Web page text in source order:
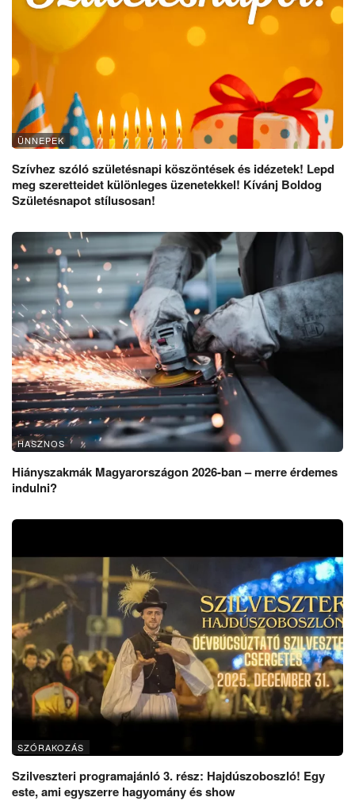
ÜNNEPEK
Szívhez szóló születésnapi köszöntések és idézetek! Lepd
meg szeretteidet különleges üzenetekkel! Kívánj Boldog
Születésnapot stílusosan!
HASZNOS
Hiányszakmák Magyarországon 2026-ban – merre érdemes
indulni?
SZÓRAKOZÁS
Szilveszteri programajánló 3. rész: Hajdúszoboszló! Egy
este, ami egyszerre hagyomány és show